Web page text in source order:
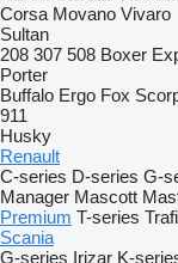
Corsa Movano Vivaro
Sultan
208 307 508 Boxer
Porter
Buffalo Ergo Fox
911
Husky
Renault
C-series D-series G-
Manager Mascott
Premium T-series
Scania
G-series Irizar K-